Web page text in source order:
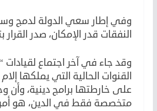
وفي إطار سعي الدولة لدمج
النفقات قدر الإمكان، صدر
وقد جاء في آخر اجتماع
القنوات الحالية التي يملكها
على خارطتها برامج دينية، وأن
متخصصة فقط في الدين، هو